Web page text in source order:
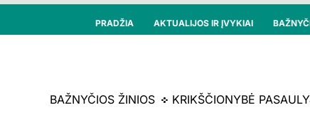
PRADŽIA AKTUALIJOS IR ĮVYKIAI
BAŽNYČIOS ŽINIOS KRIKŠČIONYBĖ